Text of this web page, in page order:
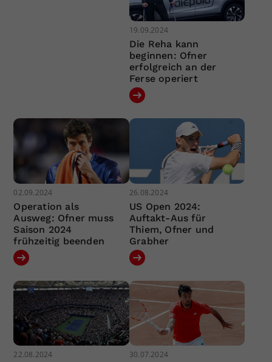
19.09.2024
Die Reha kann
beginnen: Ofner
erfolgreich an der
Ferse operiert
02.09.2024
Operation als
Ausweg: Ofner muss
Saison 2024
frühzeitig beenden
26.08.2024
US Open 2024:
Auftakt-Aus für
Thiem, Ofner und
Grabher
22.08.2024 30.07.2024